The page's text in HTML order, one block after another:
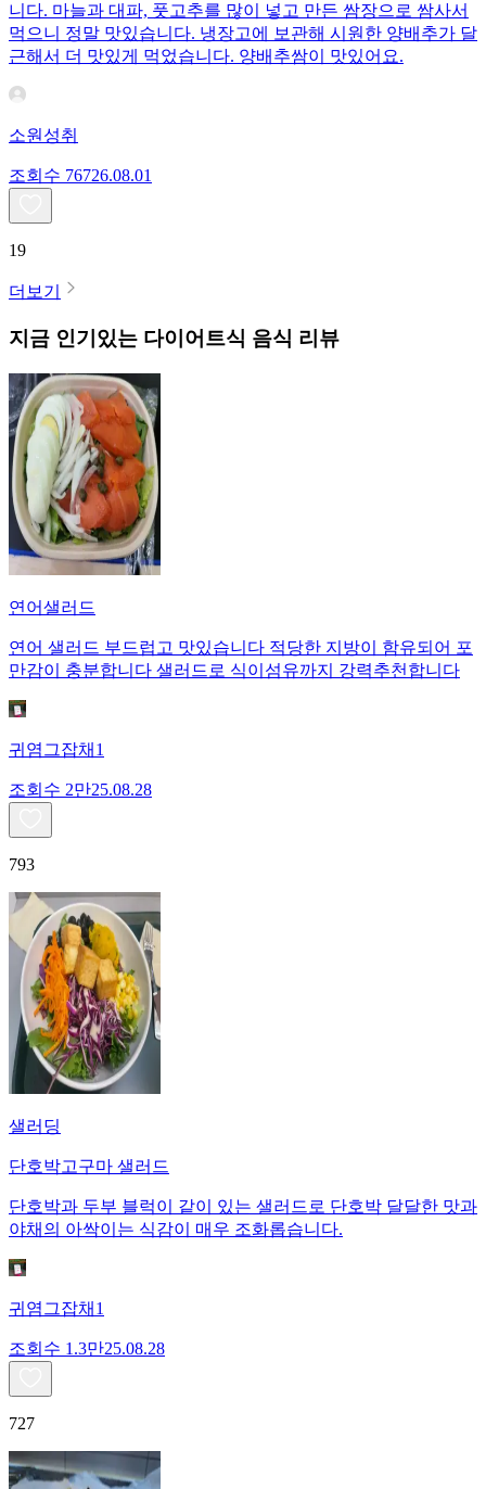
니다. 마늘과 대파, 풋고추를 많이 넣고 만든 쌈장으로 쌈사서
먹으니 정말 맛있습니다. 냉장고에 보관해 시원한 양배추가 달
근해서 더 맛있게 먹었습니다. 양배추쌈이 맛있어요.
소원성취
조회수 76726.08.01
19
더보기
지금 인기있는 다이어트식 음식 리뷰
연어샐러드
연어 샐러드 부드럽고 맛있습니다 적당한 지방이 함유되어 포
만감이 충분합니다 샐러드로 식이섬유까지 강력추천합니다
귀염그잡채1
조회수 2만25.08.28
793
샐러딩
단호박고구마 샐러드
단호박과 두부 블럭이 같이 있는 샐러드로 단호박 달달한 맛과
야채의 아싹이는 식감이 매우 조화롭습니다.
귀염그잡채1
조회수 1.3만25.08.28
727